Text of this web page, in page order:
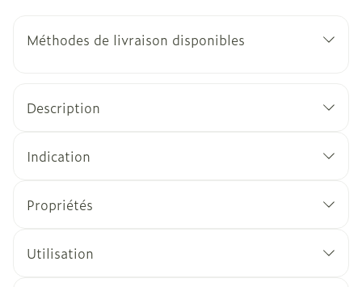
Méthodes de livraison disponibles
Description
Indication
Propriétés
Utilisation